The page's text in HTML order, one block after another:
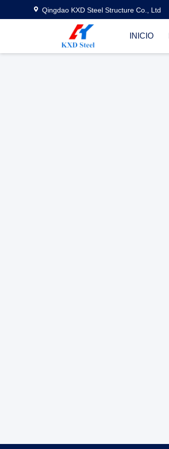
Qingdao KXD Steel Structure Co., Ltd
INICIO